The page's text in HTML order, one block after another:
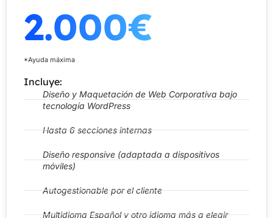
2.000€
*Ayuda máxima
Incluye:
Diseño y Maquetación de Web Corporativa bajo
tecnología WordPress
Hasta 6 secciones internas
Diseño responsive (adaptada a dispositivos
móviles)
Autogestionable por el cliente
Multidioma Español y otro idioma más a elegir